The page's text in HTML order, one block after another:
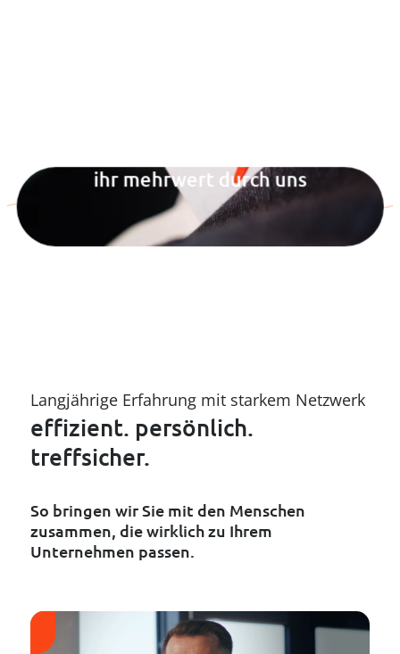
----
--
ihr mehrwert durch uns
Langjährige Erfahrung mit starkem Netzwerk
effizient. persönlich.
treffsicher.
So bringen wir Sie mit den Menschen
zusammen, die wirklich zu Ihrem
Unternehmen passen.